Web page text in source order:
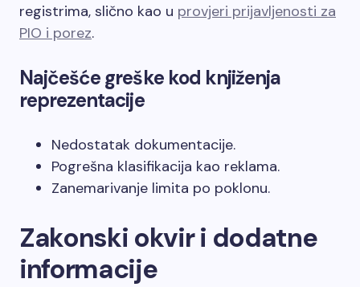
registrima, slično kao u provjeri prijavljenosti za
PIO i porez.
Najčešće greške kod knjiženja
reprezentacije
Nedostatak dokumentacije.
Pogrešna klasifikacija kao reklama.
Zanemarivanje limita po poklonu.
Zakonski okvir i dodatne
informacije